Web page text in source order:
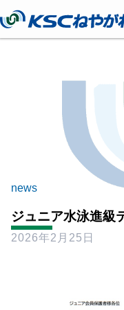
news
ジュニア水泳進級
2026年2月25日